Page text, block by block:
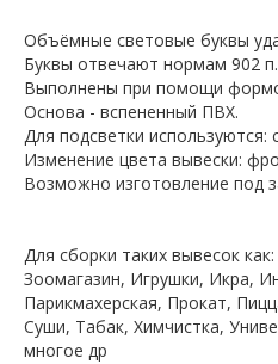
Объёмные световые буквы
Буквы отвечают нормам 902
Выполнены при помощи
Основа - вспененный ПВХ.
Для подсветки используются:
Изменение цвета вывески:
Возможно изготовление под
Для сборки таких вывесок
Зоомагазин, Игрушки, Икра,
Парикмахерская, Прокат,
Суши, Табак, Химчистка,
многое др